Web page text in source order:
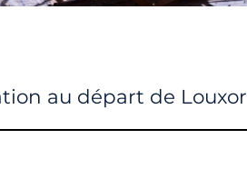
au départ de Louxor